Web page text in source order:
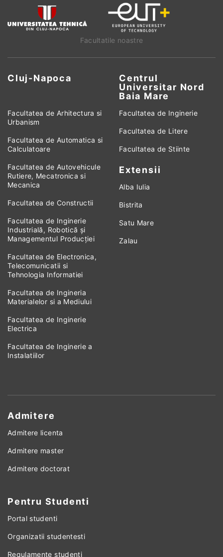
Facultatile noastre
Cluj-Napoca
Centrul
Universitar Nord
Baia Mare
Facultatea de Arhitectura si
Urbanism
Facultatea de Automatica si
Calculatoare
Facultatea de Autovehicule
Rutiere, Mecatronica si
Mecanica
Facultatea de Constructii
Facultatea de Inginerie
Industrială, Robotică și
Managementul Producției
Facultatea de Electronica,
Telecomunicatii si
Tehnologia Informatiei
Facultatea de Ingineria
Materialelor si a Mediului
Facultatea de Inginerie
Electrica
Facultatea de Inginerie a
Instalatiilor
Facultatea de Inginerie
Facultatea de Litere
Facultatea de Stiinte
Extensii
Alba Iulia
Bistrita
Satu Mare
Zalau
Admitere
Admitere licenta
Admitere master
Admitere doctorat
Pentru Studenti
Portal studenti
Organizatii studentesti
Regulamente studenti